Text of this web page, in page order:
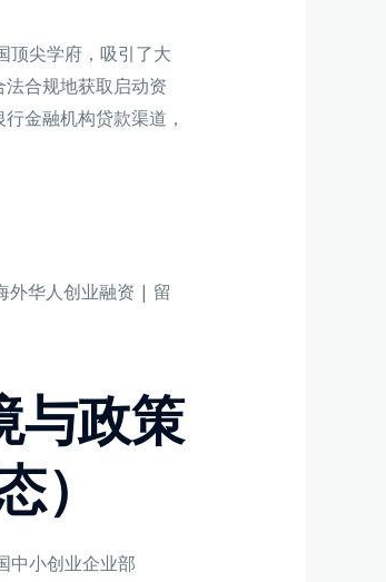
顶尖学府，吸引了大
合规地获取启动资
金融机构贷款渠道，
外华人创业融资 | 留
与政策
）
中小创业企业部